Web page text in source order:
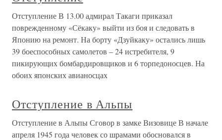
Отступление В 13.00 адмирал Такаги приказал
поврежденному «Сёкаку» выйти из боя и следовать в
Японию на ремонт. На борту «Дзуйкаку» остались лишь
39 боеспособных самолетов – 24 истребителя, 9
пикирующих бомбардировщиков и 6 торпедоносцев. На
обоих японских авианосцах
Отступление в Альпы
Отступление в Альпы Сговор в замке Визовице В начале
апреля 1945 года человек со шрамами обосновался в